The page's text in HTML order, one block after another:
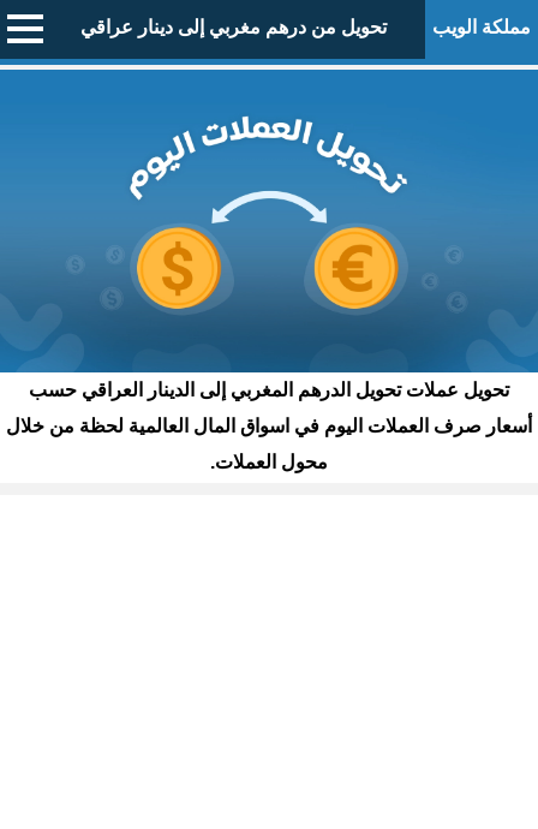
مملكة الويب تحويل من درهم مغربي إلى دينار عراقي
تحويل عملات تحويل الدرهم المغربي إلى الدينار العراقي حسب
أسعار صرف العملات اليوم في اسواق المال العالمية لحظة من خلال
محول العملات.